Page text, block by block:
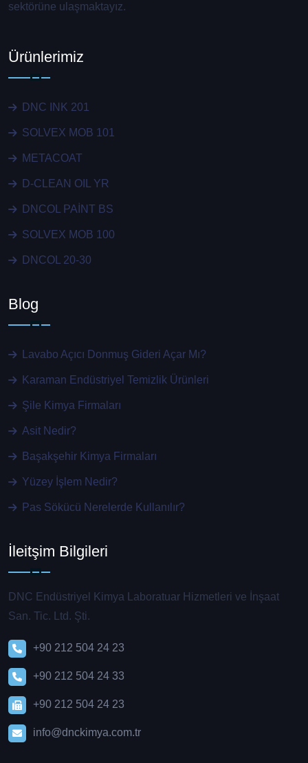
sektörüne ulaşmaktayız.
Ürünlerimiz
DNC INK 201
SOLVEX MOB 101
METACOAT
D-CLEAN OIL YR
DNCOL PAİNT BS
SOLVEX MOB 100
DNCOL 20-30
Blog
Lavabo Açıcı Donmuş Gideri Açar Mı?
Karaman Endüstriyel Temizlik Ürünleri
Şile Kimya Firmaları
Asit Nedir?
Başakşehir Kimya Firmaları
Yüzey İşlem Nedir?
Pas Sökücü Nerelerde Kullanılır?
İleitşim Bilgileri
DNC Endüstriyel Kimya Laboratuar Hizmetleri ve İnşaat
San. Tic. Ltd. Şti.
+90 212 504 24 23
+90 212 504 24 33
+90 212 504 24 23
info@dnckimya.com.tr